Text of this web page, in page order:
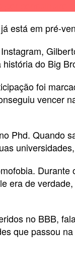
está em pré-
do Big
foi
vencer
Phd. Quando
Durante
era de
no BBB,
que passou